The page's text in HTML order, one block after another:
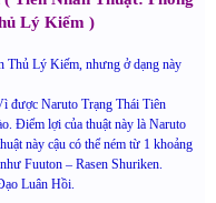
Lý Kiếm )
Thủ Lý Kiếm, nhưng ở dạng này
được Naruto Trạng Thái Tiên
Điểm lợi của thuật này là Naruto
này cậu có thể ném từ 1 khoảng
Fuuton – Rasen Shuriken.
Luân Hồi.